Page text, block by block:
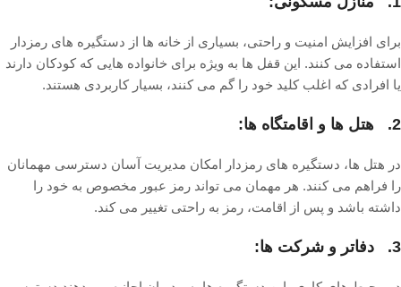
برای افزایش امنیت و راحتی، بسیاری از خانه ها از دستگیره های رمزدار
استفاده می کنند. این قفل ها به ویژه برای خانواده هایی که کودکان دارند
یا افرادی که اغلب کلید خود را گم می کنند، بسیار کاربردی هستند.
2. هتل ها و اقامتگاه ها:
در هتل ها، دستگیره های رمزدار امکان مدیریت آسان دسترسی مهمانان
را فراهم می کنند. هر مهمان می تواند رمز عبور مخصوص به خود را
داشته باشد و پس از اقامت، رمز به راحتی تغییر می کند.
3. دفاتر و شرکت ها: